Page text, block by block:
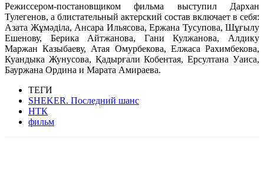
Режиссером-постановщиком фильма выступил Дархан
Тулегенов, а блистательный актерский состав включает в себя:
Азата Жұмәділа, Ансара Ильясова, Ержана Тусупова, Шұғылу
Ешенову, Берика Айтжанова, Гани Кулжанова, Алдику
Маржан Казыбаеву, Атая Омурбекова, Елжаса Рахимбекова,
Куандыка Жунусова, Қадырғали Кобентая, Ерсултана Уаиса,
Бауржана Ордина и Марата Амираева.
ТЕГИ
SHEKER. Последний шанс
НТК
фильм